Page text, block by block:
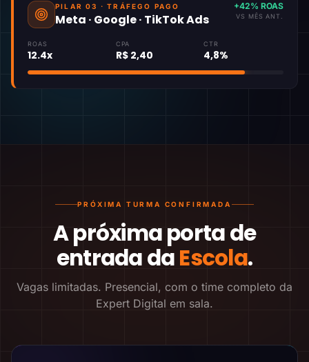
PILAR 03 · TRÁFEGO PAGO
Meta · Google · TikTok Ads
+42% ROAS
VS MÊS ANT.
ROAS
12.4x
CPA
R$ 2,40
CTR
4,8%
PRÓXIMA TURMA CONFIRMADA
A próxima porta de
entrada daEscola.
Vagas limitadas. Presencial, com o time completo da
Expert Digital em sala.